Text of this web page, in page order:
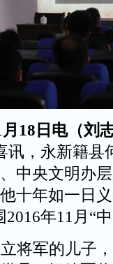
18日电（刘
讯，永新籍县
中央文明办
十年如一日
年11月“
将军的儿子